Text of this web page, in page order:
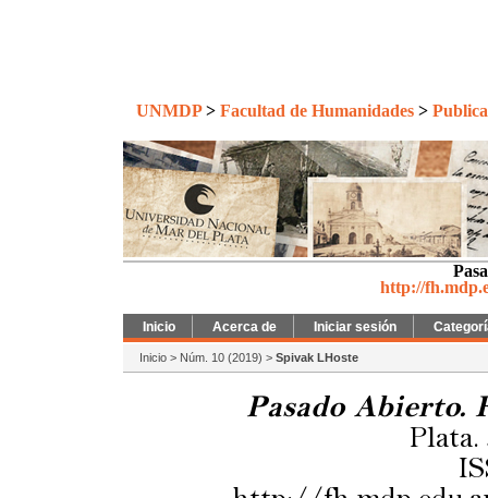
UNMDP>Facultad de Humanidades >
http://
Inicio Acerca de Iniciar sesión
Inicio > Núm. 10 (2019) >Spivak LHoste
Pasado Abierto.